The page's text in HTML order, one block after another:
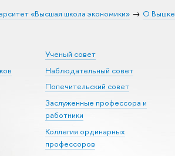
«Высшая школа экономики» О Вышке
Ученый совет
Наблюдательный совет
Попечительский совет
Заслуженные профессора и
работники
Коллегия ординарных
профессоров